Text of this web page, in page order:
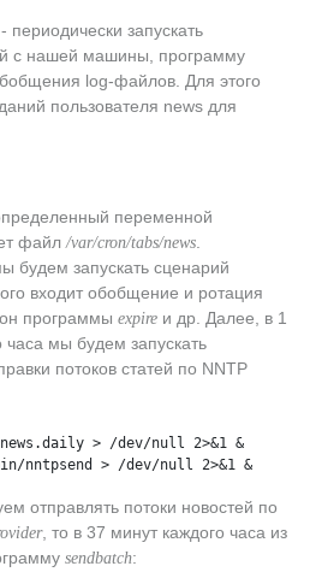
запускать
с нашей машины, программу
log-файлов. Для этого
пользователя news для
переменной
файл /var/cron/tabs/news
будем запускать сценарий
входит обобщение и ротация
программы expire и др. Далее, в 1
часа мы будем запускать
потоков статей по NNTP
> /dev/null 2>&1 &
nntpsend > /dev/null 2>&1 &
отправлять потоки новостей по
, то в 37 минут каждого часа из
sendbatch: